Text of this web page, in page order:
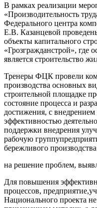
В рамках реализации
«Производительность
Федерального центра
Е.В. Казанцевой
объекты капитального
«Грозгражданстрой», где
является строительство
Тренеры ФЦК провели
производства основных
строительной площадке
состояние процесса и
достижения, с
эффективностью
поддержки внедрения
рабочую
бережливого
на решение проблем,
Для повышения
процессов,
Национального проекта